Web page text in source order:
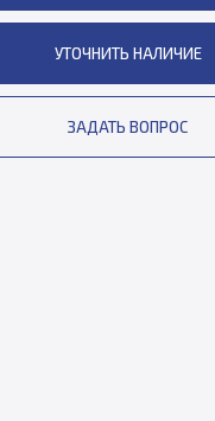
УТОЧНИТЬ НАЛИЧИЕ
ЗАДАТЬ ВОПРОС